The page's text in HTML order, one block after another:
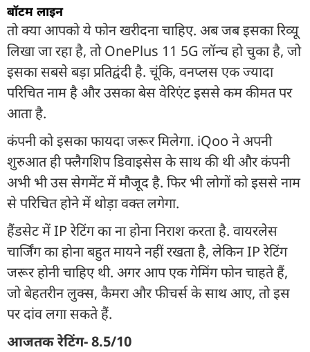
बॉटम लाइन
तो क्या आपको ये फोन खरीदना चाहिए. अब जब इसका रिव्यू
लिखा जा रहा है, तो OnePlus 11 5G लॉन्च हो चुका है, जो
इसका सबसे बड़ा प्रतिद्वंदी है. चूंकि, वनप्लस एक ज्यादा
परिचित नाम है और उसका बेस वेरिएंट इससे कम कीमत पर
आता है.
कंपनी को इसका फायदा जरूर मिलेगा. iQoo ने अपनी
शुरुआत ही फ्लैगशिप डिवाइसेस के साथ की थी और कंपनी
अभी भी उस सेगमेंट में मौजूद है. फिर भी लोगों को इससे नाम
से परिचित होने में थोड़ा वक्त लगेगा.
हैंडसेट में IP रेटिंग का ना होना निराश करता है. वायरलेस
चार्जिंग का होना बहुत मायने नहीं रखता है, लेकिन IP रेटिंग
जरूर होनी चाहिए थी. अगर आप एक गेमिंग फोन चाहते हैं,
जो बेहतरीन लुक्स, कैमरा और फीचर्स के साथ आए, तो इस
पर दांव लगा सकते हैं.
आजतक रेटिंग- 8.5/10